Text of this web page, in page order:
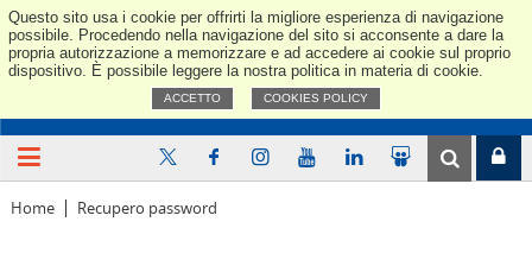
Questo sito usa i cookie per offrirti la migliore esperienza di navigazione
possibile. Procedendo nella navigazione del sito si acconsente a dare la
propria autorizzazione a memorizzare e ad accedere ai cookie sul proprio
dispositivo. È possibile leggere la nostra politica in materia di cookie.
ACCETTO COOKIES POLICY
Home Recupero password